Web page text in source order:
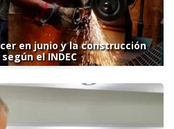
en junio y la construcción
el INDEC